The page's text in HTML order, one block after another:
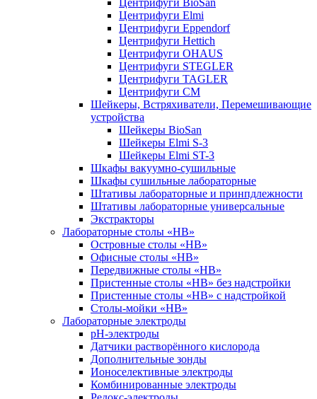
Центрифуги BioSan
Центрифуги Elmi
Центрифуги Eppendorf
Центрифуги Hettich
Центрифуги OHAUS
Центрифуги STEGLER
Центрифуги TAGLER
Центрифуги СМ
Шейкеры, Встряхиватели, Перемешивающие
устройства
Шейкеры BioSan
Шейкеры Elmi S-3
Шейкеры Elmi ST-3
Шкафы вакуумно-сушильные
Шкафы сушильные лабораторные
Штативы лабораторные и принпдлежности
Штативы лабораторные универсальные
Экстракторы
Лабораторные столы «НВ»
Островные столы «НВ»
Офисные столы «НВ»
Передвижные столы «НВ»
Пристенные столы «НВ» без надстройки
Пристенные столы «НВ» с надстройкой
Столы-мойки «НВ»
Лабораторные электроды
pH-электроды
Датчики растворённого кислорода
Дополнительные зонды
Ионоселективные электроды
Комбинированные электроды